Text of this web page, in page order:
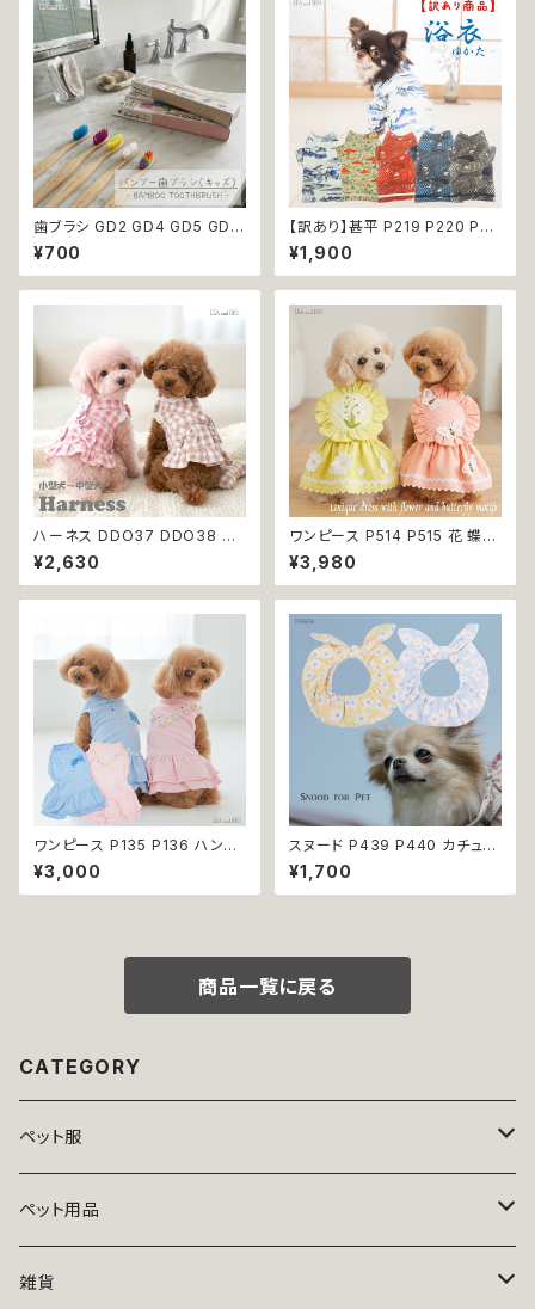
歯ブラシ GD2 GD4 GD5 GD6
GD8 ハンブー歯ブラシ THE H
UMBLE CO.キッズ 子ども バン
ブー 竹 口腔ケア 植物由来原料
¥700
【訳あり】甚平 P219 P220 P22
1 P222 P223 和装 和柄 ドッグ
ウェア 犬 コスプレ 男の子 夏服
ドッグウエア ドックウェア おしゃ
ー ホワイト うさぎ ラビット 祭り
極小 小型 猫 ペット 服 犬服 猫
服 古風 伝統 夏 日本 ギフト プ
レゼント 贈り物 返品交換不可
¥1,900
ハーネス DDO37 DDO38 洋
服のようなハーネス 胴輪 チェッ
ク 散歩 お出掛け 引っ張り防止
小型犬 犬 猫 ペット 服 犬服 返
¥2,630
ワンピース P514 P515 花 蝶
ハンドメイド ピンク イエローグ
リーン レース ドッグウェア 春夏
ドッグウエア ドッグ ウェア 犬 猫
の洋服 猫の洋服 春 夏 洋服 女
の子 小型 おしゃれ かわいい 送
料無料 返品交換不可
¥3,980
ワンピース P135 P136 ハンド
メイド ピンク ブルー ナチュラル
カラー パステルカラー ふんわり
カラー キラキラ ドッグウェア do
ジ リボン ビーズ フリル ティア
¥3,000
スヌード P439 P440 カチュー
シャ ブルー イエロー 花 フラワ
ー ドッグウェア うさ耳 たれ耳
うさみみ ドッグ ウェア ドッグウ
汚れ防止 返品交換不可
¥1,700
商品一覧に戻る
CATEGORY
ペット服
トップス
ニット
ボトムス
ペット用品
ベッド
雑貨